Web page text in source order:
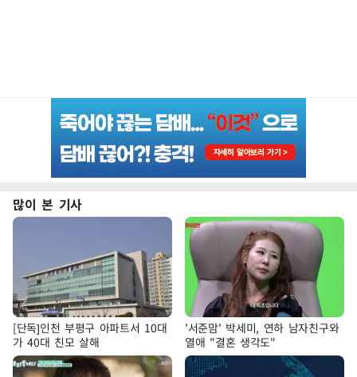
많이 본 기사
[단독]인천 부평구 아파트서 10대
가 40대 친모 살해
'서준맘' 박세미, 연하 남자친구와
열애 "결혼 생각도"